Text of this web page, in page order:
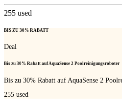
255 used
BIS ZU 30% RABATT
Deal
Bis zu 30% Rabatt auf AquaSense 2 Poolreinigungsroboter
Bis zu 30% Rabatt auf AquaSense 2
255 used